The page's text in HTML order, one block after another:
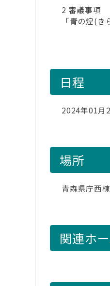
2 審議事項
「青の煌(
日程
2024年01月
場所
青森県庁西
関連ホ